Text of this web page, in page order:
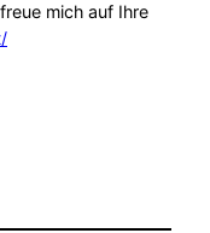
mich auf Ihre